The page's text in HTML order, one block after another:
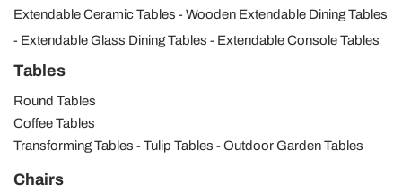
Extendable Ceramic Tables
Wooden Extendable Dining Tables
Extendable Glass Dining Tables
Extendable Console Tables
Tables
Round Tables
Coffee Tables
Transforming Tables
Tulip Tables Outdoor Garden Tables
Chairs